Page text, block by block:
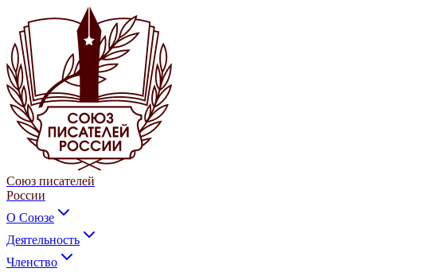
Союз писателей
России
О Союзе
Деятельность
Членство